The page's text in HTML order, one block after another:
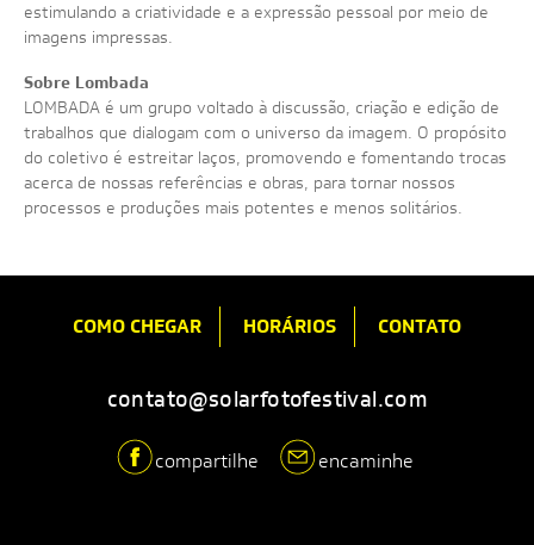
estimulando a criatividade e a expressão pessoal por meio de
imagens impressas.
Sobre Lombada
LOMBADA é um grupo voltado à discussão, criação e edição de
trabalhos que dialogam com o universo da imagem. O propósito
do coletivo é estreitar laços, promovendo e fomentando trocas
acerca de nossas referências e obras, para tornar nossos
processos e produções mais potentes e menos solitários.
COMO CHEGAR HORÁRIOS CONTATO
contato@solarfotofestival.com
compartilhe encaminhe